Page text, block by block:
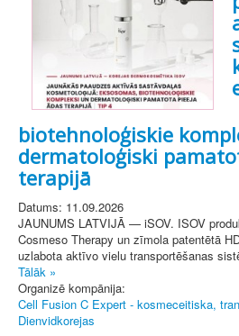
biotehnoloģiskie
dermatoloģiski
terapijā
Datums: 11.09.2026
JAUNUMS LATVIJĀ — iSOV. ISOV
Cosmeso Therapy un zīmola patentētā
uzlabota aktīvo vielu transportēšanas
Tālāk »
Organizē kompānija:
Cell Fusion C Expert - kosmeceitiska,
Dienvidkorejas